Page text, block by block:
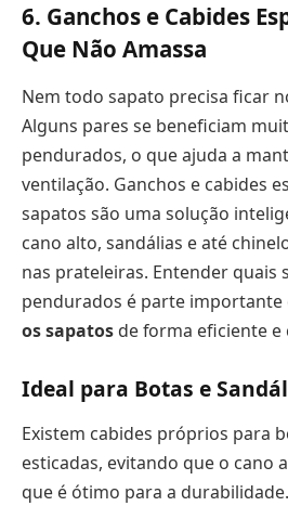
6. Ganchos e Cabides
Que Não Amassa
Nem todo sapato precisa ficar
Alguns pares se beneficiam
pendurados, o que ajuda a
ventilação. Ganchos e cabides
sapatos são uma solução
cano alto, sandálias e até
nas prateleiras. Entender quais
pendurados é parte importante
os sapatos de forma eficiente e
Ideal para Botas e
Existem cabides próprios para
esticadas, evitando que o cano
que é ótimo para a